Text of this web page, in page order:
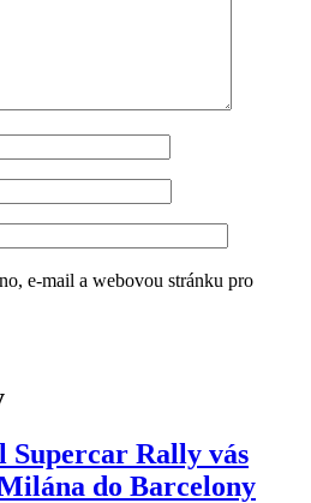
e-mail a webovou stránku pro
Supercar Rally vás
do Barcelony